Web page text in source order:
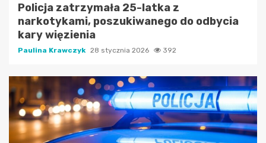
Policja zatrzymała 25-latka z
narkotykami, poszukiwanego do odbycia
kary więzienia
Paulina Krawczyk 28 stycznia 2026 392